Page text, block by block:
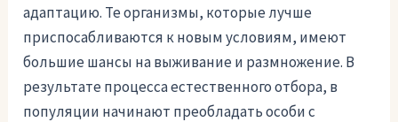
адаптацию. Те организмы, которые лучше
приспосабливаются к новым условиям, имеют
большие шансы на выживание и размножение. В
результате процесса естественного отбора, в
популяции начинают преобладать особи с